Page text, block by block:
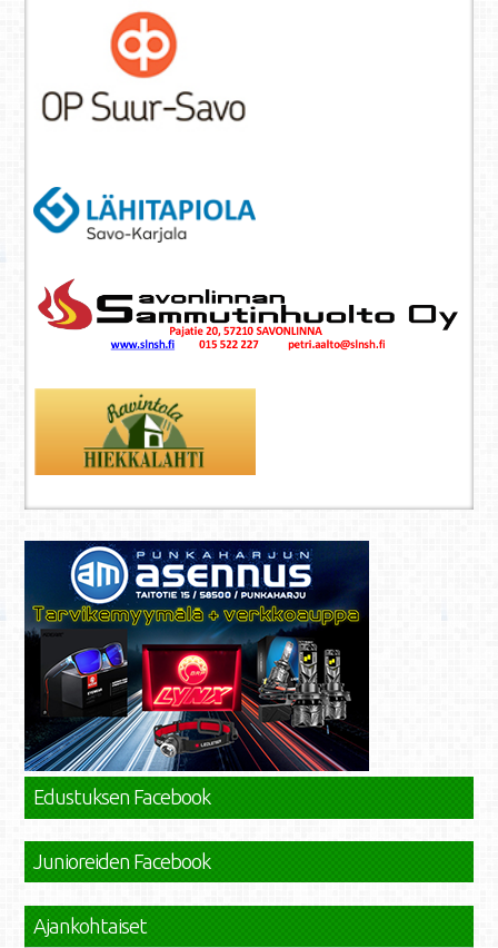
Edustuksen Facebook
Junioreiden Facebook
Ajankohtaiset